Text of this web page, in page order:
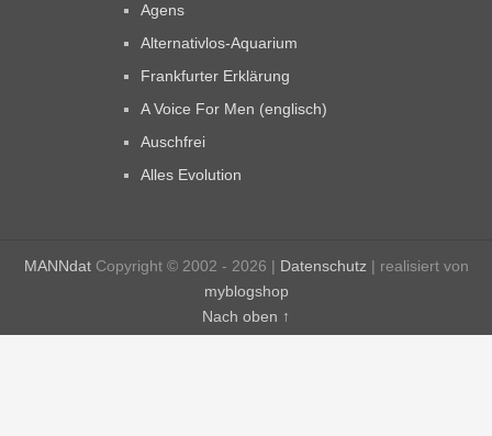
Agens
Alternativlos-Aquarium
Frankfurter Erklärung
A Voice For Men (englisch)
Auschfrei
Alles Evolution
MANNdatCopyright © 2002 - 2026 | Datenschutz| realisiert von
myblogshop
Nach oben ↑